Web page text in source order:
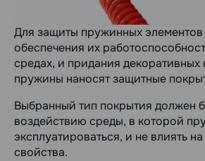
Для защиты пружинных элементов
обеспечения их
средах, и придания декоративных
пружины наносят защитные
Выбранный тип покрытия должен
воздействию среды, в которой
эксплуатироваться, и не влиять
свойства.